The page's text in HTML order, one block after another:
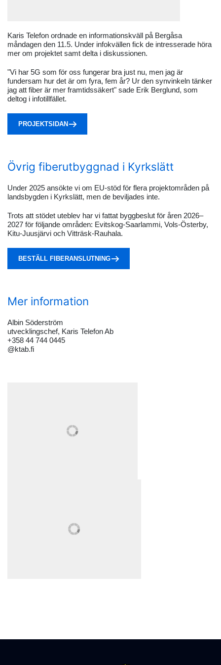
Karis Telefon ordnade en informationskväll på Bergåsa
måndagen den 11.5. Under infokvällen fick de intresserade höra
mer om projektet samt delta i diskussionen.
"Vi har 5G som för oss fungerar bra just nu, men jag är
fundersam hur det är om fyra, fem år? Ur den synvinkeln tänker
jag att fiber är mer framtidssäkert" sade Erik Berglund, som
deltog i infotillfället.
PROJEKTSIDAN
Övrig fiberutbyggnad i Kyrkslätt
Under 2025 ansökte vi om EU-stöd för flera projektområden på
landsbygden i Kyrkslätt, men de beviljades inte.
Trots att stödet uteblev har vi fattat byggbeslut för åren 2026–
2027 för följande områden: Evitskog-Saarlammi, Vols-Österby,
Kitu-Juusjärvi och Vitträsk-Rauhala.
BESTÄLL FIBERANSLUTNING
Mer information
Albin Söderström
utvecklingschef, Karis Telefon Ab
+358 44 744 0445
@ktab.fi